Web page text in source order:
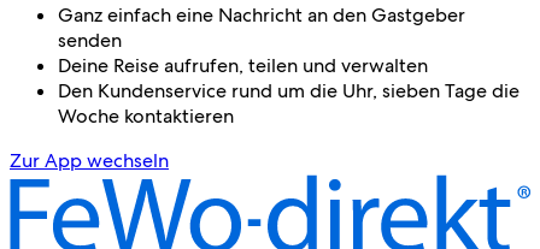
Ganz einfach eine Nachricht an den Gastgeber
senden
Deine Reise aufrufen, teilen und verwalten
Den Kundenservice rund um die Uhr, sieben Tage die
Woche kontaktieren
Zur App wechseln